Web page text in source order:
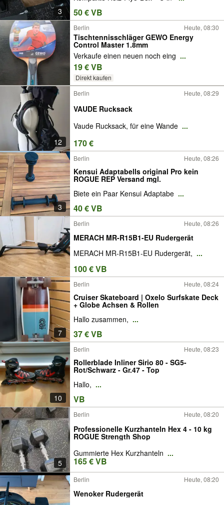
3 50 € VB
Berlin Heute, 08:30
Tischtennisschläger GEWO Energy
Control Master 1.8mm
Verkaufe einen neuen noch eing ...
19 € VB
Direkt kaufen
12
Berlin Heute, 08:29
VAUDE Rucksack
Vaude Rucksack, für eine Wande ...
170 €
3
Berlin Heute, 08:26
Kensui Adaptabells original Pro kein
ROGUE REP Versand mgl.
Biete ein Paar Kensui Adaptabe ...
40 € VB
Berlin Heute, 08:26
MERACH MR-R15B1-EU Rudergerät
MERACH MR-R15B1-EU Rudergerät, ...
100 € VB
7
Berlin Heute, 08:24
Cruiser Skateboard | Oxelo Surfskate Deck
+ Globe Achsen & Rollen
Hallo zusammen, ...
37 € VB
10
Berlin Heute, 08:23
Rollerblade Inliner Sirio 80 - SG5-
Rot/Schwarz - Gr.47 - Top
Hallo, ...
VB
5
Berlin Heute, 08:20
Professionelle Kurzhanteln Hex 4 - 10 kg
ROGUE Strength Shop
Gummierte Hex Kurzhanteln ...
165 € VB
Berlin Heute, 08:20
Wenoker Rudergerät